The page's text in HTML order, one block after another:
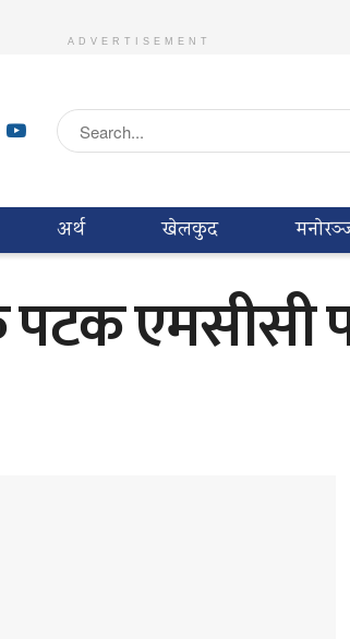
ADVERTISEMENT
अर्थ खेलकुद
एमसीसी